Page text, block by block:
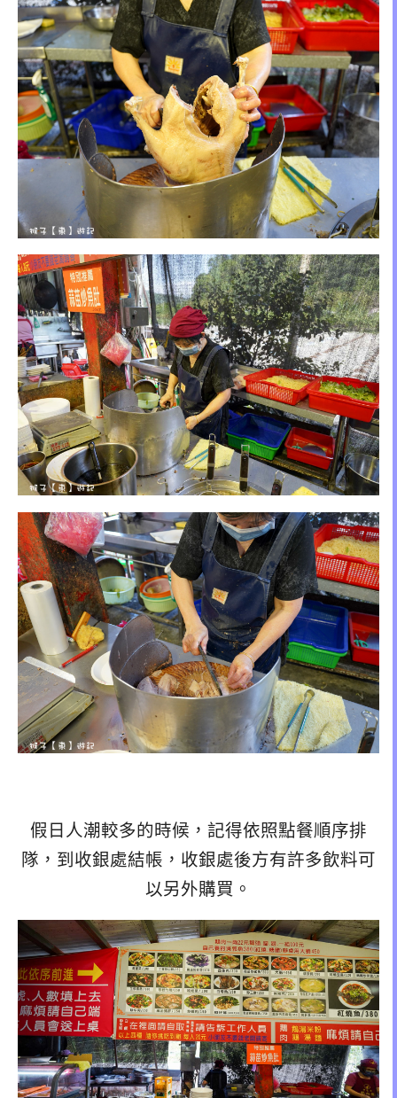
假日人潮較多的時候，記得依照點餐順序排
隊，到收銀處結帳，收銀處後方有許多飲料可
以另外購買。